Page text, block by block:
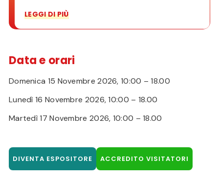
LEGGI DI PIÙ
Data e orari
Domenica 15 Novembre 2026, 10:00 – 18.00
Lunedì 16 Novembre 2026, 10:00 – 18.00
Martedì 17 Novembre 2026, 10:00 – 18.00
DIVENTA ESPOSITORE ACCREDITO VISITATORI